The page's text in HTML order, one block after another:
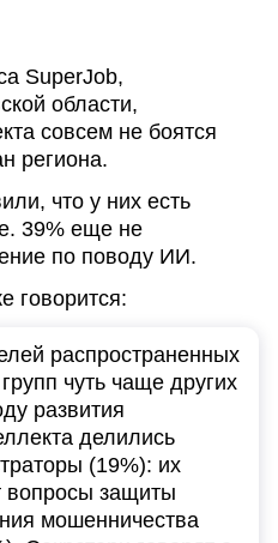
SuperJob,
области,
совсем не боятся
региона.
что у них есть
39% еще не
по поводу ИИ.
говорится:
распространенных
чуть чаще других
развития
делились
(19%): их
вопросы защиты
мошенничества